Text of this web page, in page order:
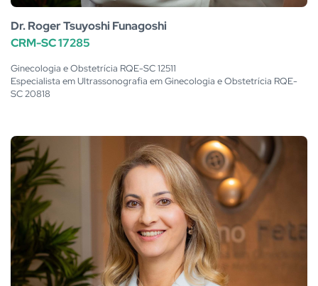
Dr. Roger Tsuyoshi Funagoshi
CRM-SC 17285
Ginecologia e Obstetrícia RQE-SC 12511
Especialista em Ultrassonografia em Ginecologia e Obstetrícia RQE-
SC 20818